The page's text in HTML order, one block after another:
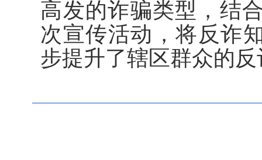
高发的诈骗类型，结
次宣传活动，将反诈
步提升了辖区群众的